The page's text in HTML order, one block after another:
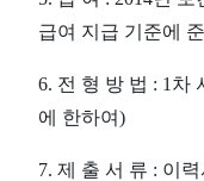
급여 지급 기준에
6. 전 형 방 법 : 1차
에 한하여)
7. 제 출 서 류 : 이